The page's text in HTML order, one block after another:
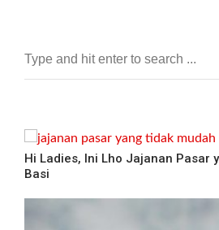
Hi Ladies, Ini Lho Jajanan Pasar
Basi